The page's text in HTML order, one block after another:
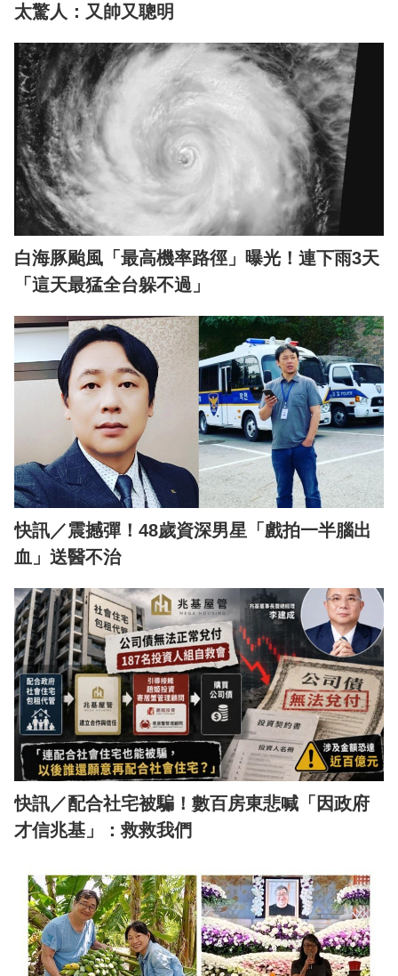
太驚人：又帥又聰明
白海豚颱風「最高機率路徑」曝光！連下雨3天
「這天最猛全台躲不過」
快訊／震撼彈！48歲資深男星「戲拍一半腦出
血」送醫不治
快訊／配合社宅被騙！數百房東悲喊「因政府
才信兆基」：救救我們